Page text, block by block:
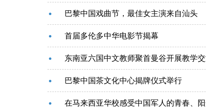
巴黎中国戏曲节，最佳女主演来自汕头
首届多伦多中华电影节揭幕
东南亚六国中文教师聚首曼谷开展教学
巴黎中国茶文化中心揭牌仪式举行
在马来西亚华校感受中国军人的青春、